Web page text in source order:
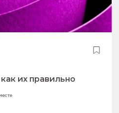
их правильно